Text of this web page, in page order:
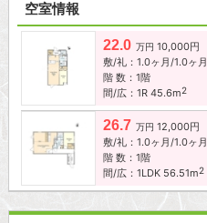
空室情報
22.0 万円 10,000円
敷/礼：1.0ヶ月/1.0ヶ月
階 数：1階
間/広：1R 45.6m2
26.7 万円 12,000円
敷/礼：1.0ヶ月/1.0ヶ月
階 数：1階
間/広：1LDK 56.51m2